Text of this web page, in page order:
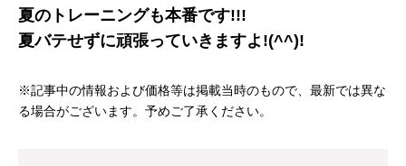
夏のトレーニングも本番です!!!
夏バテせずに頑張っていきますよ!(^^)!
※記事中の情報および価格等は掲載当時のもので、最新では異な
る場合がございます。予めご了承ください。